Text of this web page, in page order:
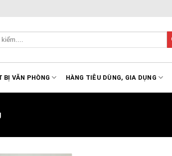
BỊ VĂN PHÒNG HÀNG TIÊU DÙNG, GIA DỤNG